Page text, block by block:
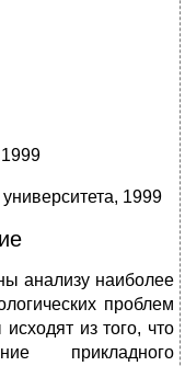
1999
анализу наиболее
проблем
из того, что
прикладного